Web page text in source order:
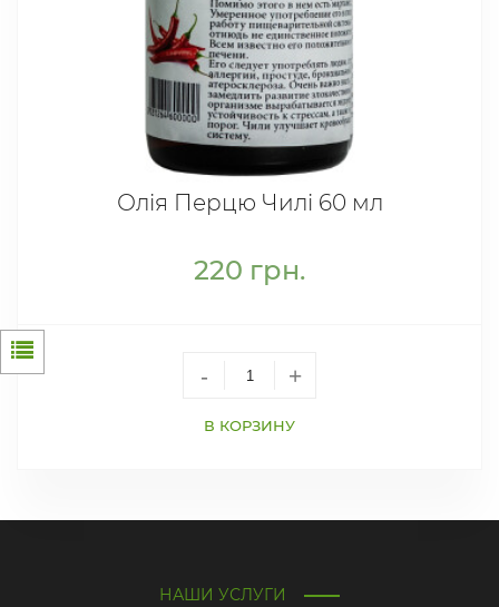
Олія Перцю Чилі 60 мл
220 грн.
- +
В КОРЗИНУ
НАШИ УСЛУГИ